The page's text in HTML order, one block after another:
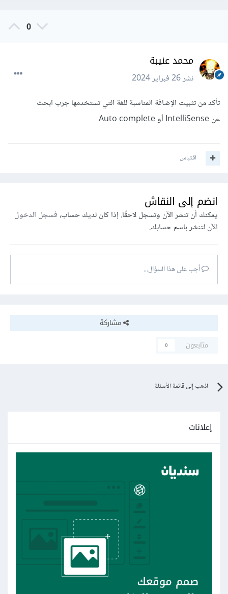
0
محمد عنيبة
نشر26 فبراير 2024
تأكد من تثبيت الإضافة المناسبة للغة التي تستخدمها جرب ابحث
عن IntelliSense أو Auto complete
اقتباس
انضم إلى النقاش
يمكنك أن تنشر الآن وتسجل لاحقًا. إذا كان لديك حساب،فسجل الدخول
الآنلتنشر باسم حسابك.
أجب على هذا السؤال...
مشاركة
متابعون
0
اذهب إلى قائمة الأسئلة
إعلانات